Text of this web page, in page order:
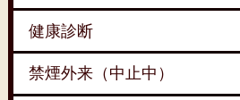
健康診断
禁煙外来（中止中）